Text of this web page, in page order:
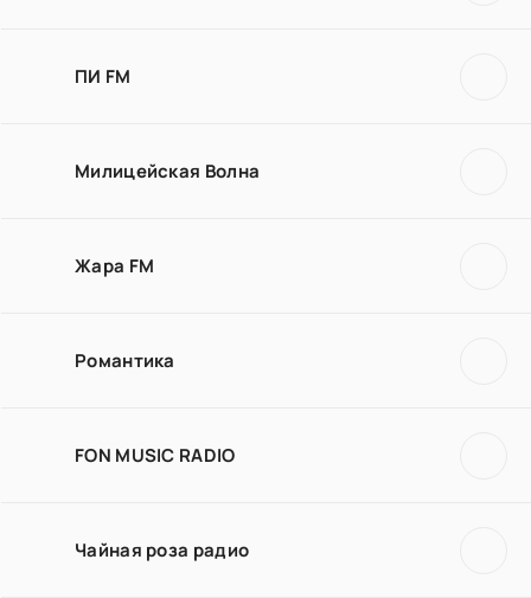
ПИ FM
Милицейская Волна
Жара FM
Романтика
FON MUSIC RADIO
Чайная роза радио